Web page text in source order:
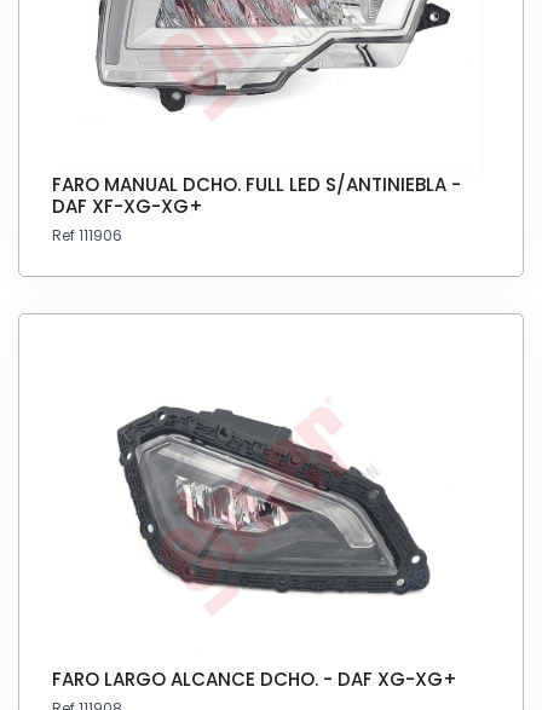
FARO MANUAL DCHO. FULL LED S/ANTINIEBLA -
DAF XF-XG-XG+
Ref 111906
FARO LARGO ALCANCE DCHO. - DAF XG-XG+